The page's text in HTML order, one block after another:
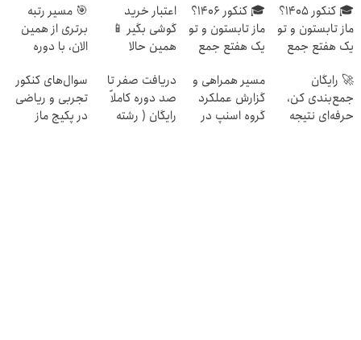
🎓 کنکور ۱۴۰5؟
ماز تابستون و تو
یک هفتع جمع
🎓 کنکور ۱۴۰6؟
ماز تابستون و تو
یک هفتع جمع
اعتبار خرید
گوشی بگیر 📱
همین حالا
بده 🎯
🎯 مسیر رتبه
برتری از همین
الان، با دوره
میشه!
🚀 رایگان
جمع‌بندی کن،
حرفه‌ای نتیجه
مسیر همراهی و
گزارش عملکرد
گروه اسنپ در
دریافت صفر تا
صد دوره کاملاً
رایگان ( رشته
سوال‌های کنکور
تجربی و ریاضی
در پکیج ماز